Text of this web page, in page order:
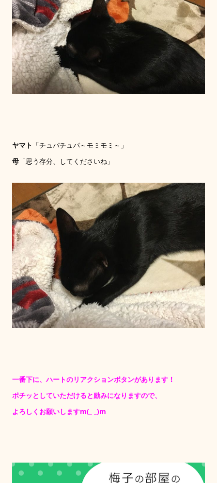
ヤマト 「チュパチュパ～モミモミ～」
母「思う存分、してくださいね」
一番下に、ハートのリアクションボタンがあります！
ポチッとしていただけると励みになりますので、
よろしくお願いしますm(_ _)m